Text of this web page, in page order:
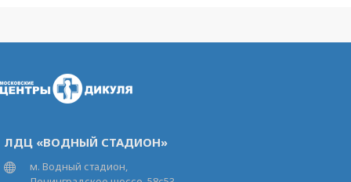
ЛДЦ «ВОДНЫЙ СТАДИОН»
м. Водный стадион,